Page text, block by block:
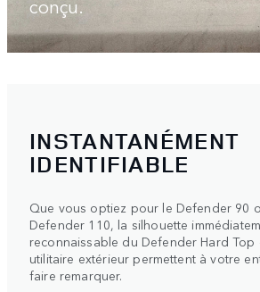
INSTANTANÉMENT
IDENTIFIABLE
Que vous optiez pour le Defender 90
Defender 110, la silhouette
reconnaissable du Defender Hard Top
utilitaire extérieur permettent à votre
faire remarquer.